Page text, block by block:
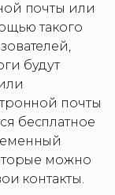
почты или
такого
будут
почты
бесплатное
можно
контакты.